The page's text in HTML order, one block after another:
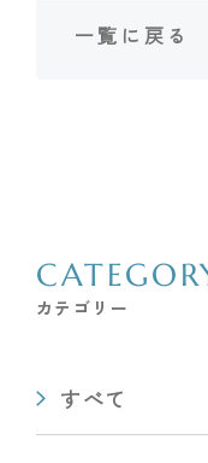
一覧に戻る
カテゴリー
すべて